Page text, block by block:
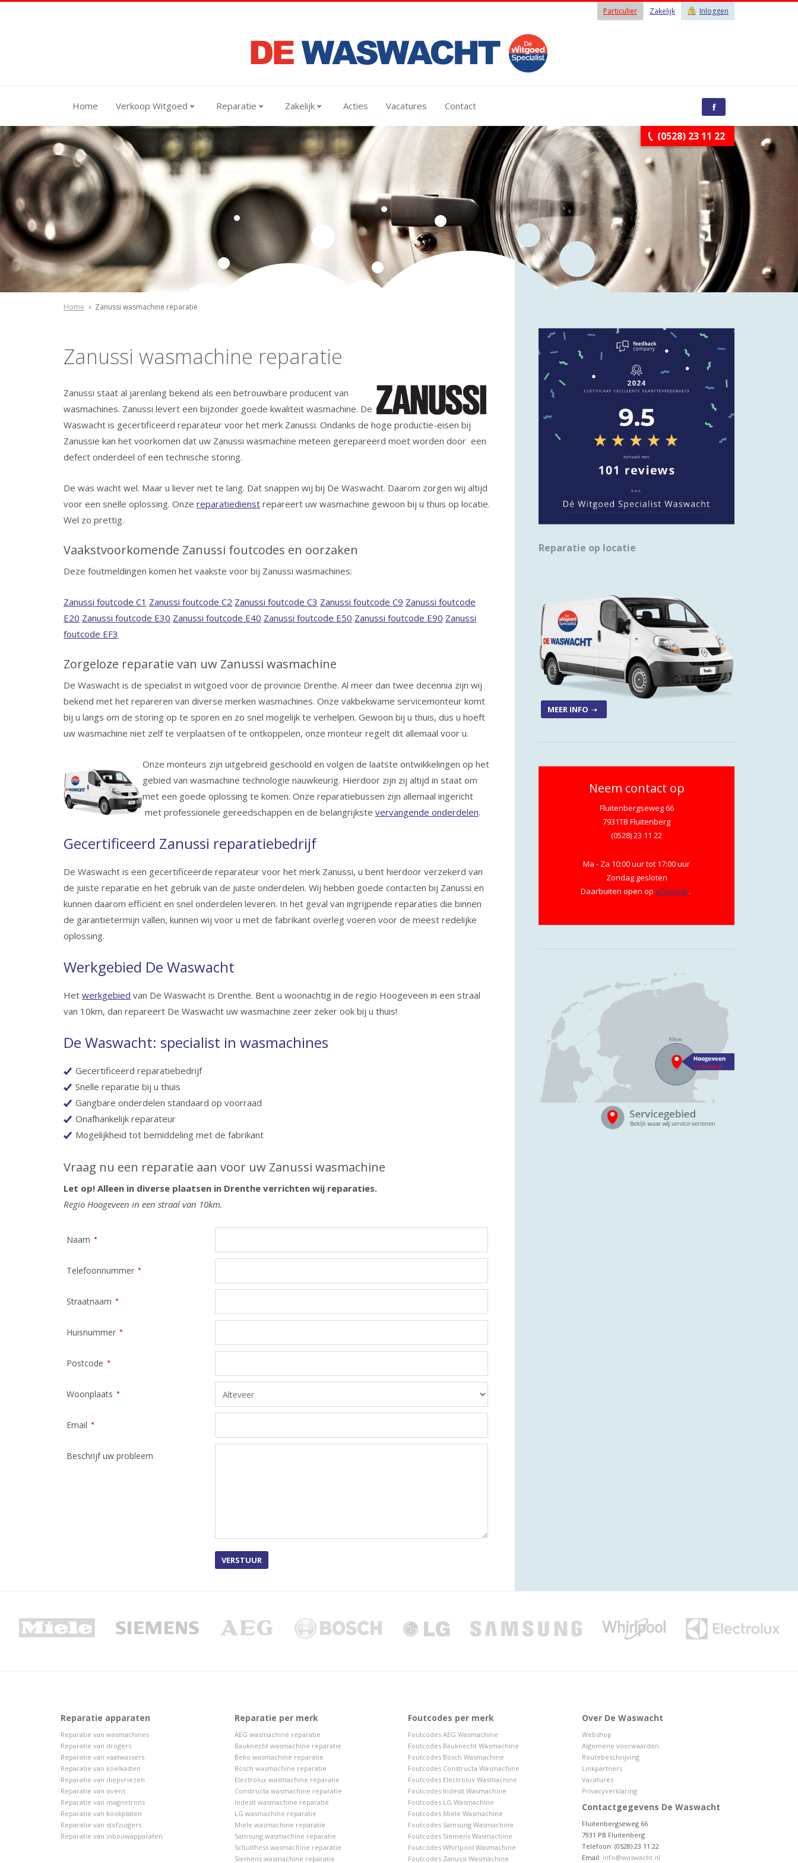
Particulier Zakelijk Inloggen
Home Verkoop Witgoed Reparatie Zakelijk Acties Vacatures Contact
(0528) 23 11 22
Home Zanussi wasmachine reparatie
Zanussi wasmachine reparatie
Zanussi staat al jarenlang bekend als een betrouwbare producent van
wasmachines. Zanussi levert een bijzonder goede kwaliteit wasmachine. De
Waswacht is gecertificeerd reparateur voor het merk Zanussi. Ondanks de hoge productie-eisen bij
Zanussie kan het voorkomen dat uw Zanussi wasmachine meteen gerepareerd moet worden door een
defect onderdeel of een technische storing.
De was wacht wel. Maar u liever niet te lang. Dat snappen wij bij De Waswacht. Daarom zorgen wij altijd
voor een snelle oplossing. Onze reparatiedienst repareert uw wasmachine gewoon bij u thuis op locatie.
Wel zo prettig.
Vaakstvoorkomende Zanussi foutcodes en oorzaken
Deze foutmeldingen komen het vaakste voor bij Zanussi wasmachines:
Zanussi foutcode C1 Zanussi foutcode C2 Zanussi foutcode C3 Zanussi foutcode C9 Zanussi foutcode
E20 Zanussi foutcode E30 Zanussi foutcode E40 Zanussi foutcode E50 Zanussi foutcode E90 Zanussi
foutcode EF3
Zorgeloze reparatie van uw Zanussi wasmachine
De Waswacht is de specialist in witgoed voor de provincie Drenthe. Al meer dan twee decennia zijn wij
bekend met het repareren van diverse merken wasmachines. Onze vakbekwame servicemonteur komt
bij u langs om de storing op te sporen en zo snel mogelijk te verhelpen. Gewoon bij u thuis, dus u hoeft
uw wasmachine niet zelf te verplaatsen of te ontkoppelen, onze monteur regelt dit allemaal voor u.
Onze monteurs zijn uitgebreid geschoold en volgen de laatste ontwikkelingen op het
gebied van wasmachine technologie nauwkeurig. Hierdoor zijn zij altijd in staat om
met een goede oplossing te komen. Onze reparatiebussen zijn allemaal ingericht
met professionele gereedschappen en de belangrijkste vervangende onderdelen.
Gecertificeerd Zanussi reparatiebedrijf
De Waswacht is een gecertificeerde reparateur voor het merk Zanussi, u bent hierdoor verzekerd van
de juiste reparatie en het gebruik van de juiste onderdelen. Wij hebben goede contacten bij Zanussi en
kunnen daarom efficiënt en snel onderdelen leveren. In het geval van ingrijpende reparaties die binnen
de garantietermijn vallen, kunnen wij voor u met de fabrikant overleg voeren voor de meest redelijke
oplossing.
Werkgebied De Waswacht
Het werkgebied van De Waswacht is Drenthe. Bent u woonachtig in de regio Hoogeveen in een straal
van 10km, dan repareert De Waswacht uw wasmachine zeer zeker ook bij u thuis!
De Waswacht: specialist in wasmachines
Gecertificeerd reparatiebedrijf
Snelle reparatie bij u thuis
Gangbare onderdelen standaard op voorraad
Onafhankelijk reparateur
Mogelijkheid tot bemiddeling met de fabrikant
Vraag nu een reparatie aan voor uw Zanussi wasmachine
Let op! Alleen in diverse plaatsen in Drenthe verrichten wij reparaties.
Regio Hoogeveen in een straal van 10km.
Naam
Telefoonnummer
Straatnaam
Huisnummer
Postcode
Woonplaats
Email
Beschrijf uw probleem
VERSTUUR
Reparatie op locatie
MEER INFO
Neem contact op
Fluitenbergseweg 66
7931TB Fluitenberg
(0528) 23 11 22
Ma - Za 10:00 uur tot 17:00 uur
Zondag gesloten
Daarbuiten open op afspraak.
Reparatie apparaten
Reparatie van wasmachines
Reparatie van drogers
Reparatie van vaatwassers
Reparatie van koelkasten
Reparatie van diepvriezen
Reparatie van ovens
Reparatie van magnetrons
Reparatie van kookplaten
Reparatie van stofzuigers
Reparatie van inbouwapparaten
Reparatie per merk
AEG wasmachine reparatie
Bauknecht wasmachine reparatie
Beko wasmachine reparatie
Bosch wasmachine reparatie
Electrolux wasmachine reparatie
Constructa wasmachine reparatie
Indesit wasmachine reparatie
LG wasmachine reparatie
Miele wasmachine reparatie
Samsung wasmachine reparatie
Schulthess wasmachine reparatie
Siemens wasmachine reparatie
Foutcodes per merk
Foutcodes AEG Wasmachine
Foutcodes Bauknecht Wasmachine
Foutcodes Bosch Wasmachine
Foutcodes Constructa Wasmachine
Foutcodes Electrolux Wasmachine
Foutcodes Indesit Wasmachine
Foutcodes LG Wasmachine
Foutcodes Miele Wasmachine
Foutcodes Samsung Wasmachine
Foutcodes Siemens Wasmachine
Foutcodes Whirlpool Wasmachine
Foutcodes Zanussi Wasmachine
Over De Waswacht
Webshop
Algemene voorwaarden
Routebeschrijving
Linkpartners
Vacatures
Privacyverklaring
Contactgegevens De Waswacht
Fluitenbergseweg 66
7931 PB Fluitenberg
Telefoon: (0528) 23 11 22
Email: info@waswacht.nl